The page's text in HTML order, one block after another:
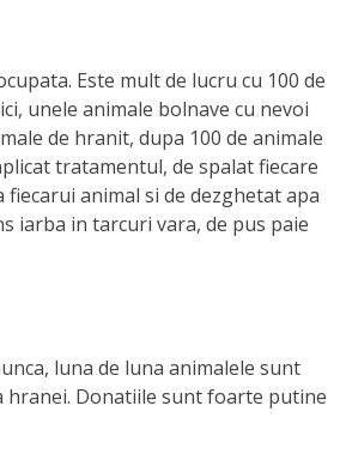
Este mult de lucru cu 100 de
unele animale bolnave cu nevoi
de hranit, dupa 100 de animale
tratamentul, de spalat fiecare
fiecarui animal si de dezghetat apa
iarba in tarcuri vara, de pus paie
luna de luna animalele sunt
hranei. Donatiile sunt foarte putine